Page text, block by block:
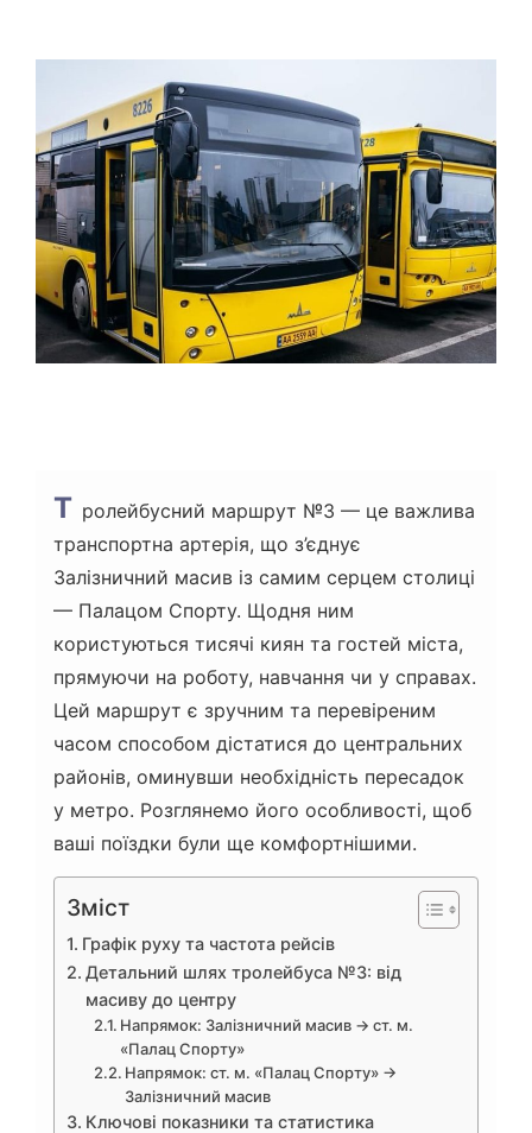
И
Й
Ч
А
Ч
И
Т
А
Н
Н
Я
Т ролейбусний маршрут №3 — це важлива
транспортна артерія, що з’єднує
Залізничний масив із самим серцем столиці
— Палацом Спорту. Щодня ним
користуються тисячі киян та гостей міста,
прямуючи на роботу, навчання чи у справах.
Цей маршрут є зручним та перевіреним
часом способом дістатися до центральних
районів, оминувши необхідність пересадок
у метро. Розглянемо його особливості, щоб
ваші поїздки були ще комфортнішими.
Зміст
Графік руху та частота рейсів
Детальний шлях тролейбуса №3: від
масиву до центру
Напрямок: Залізничний масив → ст. м.
«Палац Спорту»
Напрямок: ст. м. «Палац Спорту» →
Залізничний масив
Ключові показники та статистика